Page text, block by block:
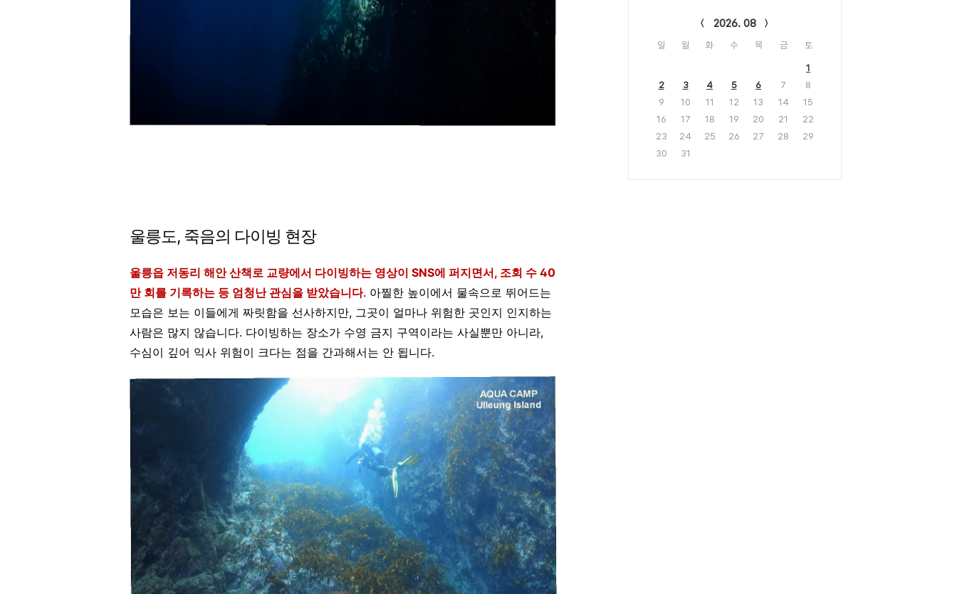
울릉도, 죽음의 다이빙 현장
울릉읍 저동리 해안 산책로 교량에서 다이빙하는 영상이 SNS에 퍼지면서, 조회 수 40
만 회를 기록하는 등 엄청난 관심을 받았습니다. 아찔한 높이에서 물속으로 뛰어드는
모습은 보는 이들에게 짜릿함을 선사하지만, 그곳이 얼마나 위험한 곳인지 인지하는
사람은 많지 않습니다. 다이빙하는 장소가 수영 금지 구역이라는 사실뿐만 아니라,
수심이 깊어 익사 위험이 크다는 점을 간과해서는 안 됩니다.
2026. 08
일 월 화 수 목 금 토
1
2
3 4 5 6 7
8
9
10 11 12 13 14
15
16
17 18 19 20 21
22
23
24 25 26 27 28
29
30
31